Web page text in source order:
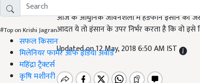
#Top on Krishi Jagran
सफल किसान
मिलेनियर फार्मर ऑफ इंडिया अवॉर्ड
महिंद्रा ट्रैक्टर्स
कृषि मशीनरी
आज के आधुनिक जीवनशैली में हेडफोन इंसान की
आदत ये तो इंसान के उपर निर्भर करता है कि वो इसे
Updated on 12 May, 2018 6:50 AM IST